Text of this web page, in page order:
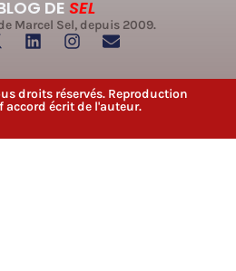
DE SEL
Marcel Sel, depuis 2009.
droits réservés. Reproduction
accord écrit de l'auteur.